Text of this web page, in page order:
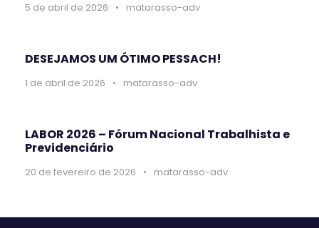
5 de abril de 2026 • matarasso-adv
DESEJAMOS UM ÓTIMO PESSACH!
1 de abril de 2026 • matarasso-adv
LABOR 2026 – Fórum Nacional Trabalhista e
Previdenciário
20 de fevereiro de 2026 • matarasso-adv